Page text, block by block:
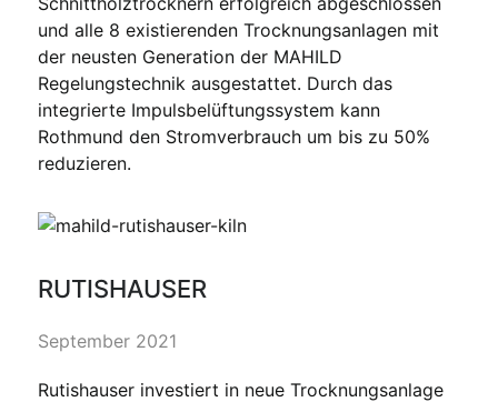
und alle 8 existierenden Trocknungsanlagen mit
der neusten Generation der MAHILD
Regelungstechnik ausgestattet. Durch das
integrierte Impulsbelüftungssystem kann
Rothmund den Stromverbrauch um bis zu 50%
reduzieren.
RUTISHAUSER
September 2021
Rutishauser investiert in neue Trocknungsanlage